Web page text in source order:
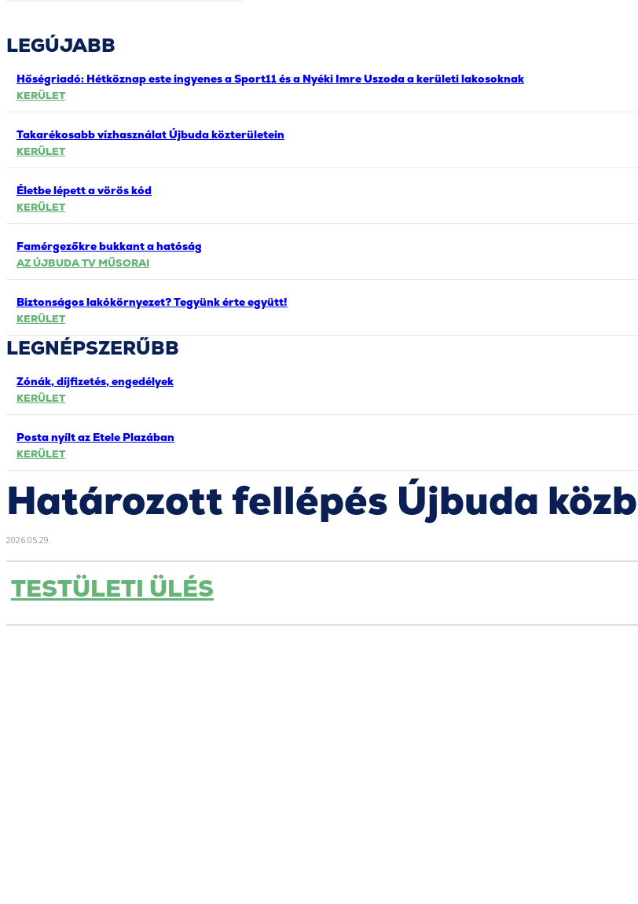
LEGÚJABB
Hőségriadó: Hétköznap este ingyenes a Sport11 és a Nyéki Imre Uszoda a kerületi lakosoknak
KERÜLET
Takarékosabb vízhasználat Újbuda közterületein
KERÜLET
Életbe lépett a vörös kód
KERÜLET
Famérgezőkre bukkant a hatóság
AZ ÚJBUDA TV MŰSORAI
Biztonságos lakókörnyezet? Tegyünk érte együtt!
KERÜLET
LEGNÉPSZERŰBB
Zónák, díjfizetés, engedélyek
KERÜLET
Posta nyílt az Etele Plazában
KERÜLET
Határozott fellépés Újbuda
2026.05.29.
TESTÜLETI ÜLÉS